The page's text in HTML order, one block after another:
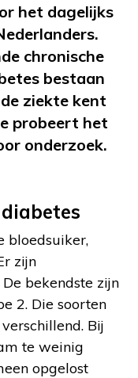
het dagelijks
chronische
bestaan
ziekte kent
probeert het
onderzoek.
bloedsuiker,
zijn
bekendste zijn
2. Die soorten
Bij
te weinig
opgelost